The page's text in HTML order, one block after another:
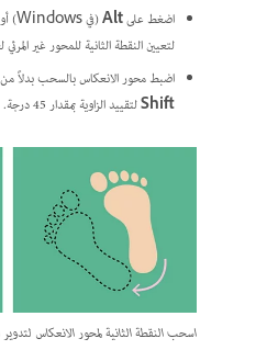
اضغط علىAlt(في Windows) أو
لتعيين النقطة الثانية للمحور غير
اضبط محور الانعكاس بالسحب بدلاً
Shiftلتقييد الزاوية بمقدار 45 درجة.
اسحب النقطة الثانية لمحور الانعكاس لتدوير